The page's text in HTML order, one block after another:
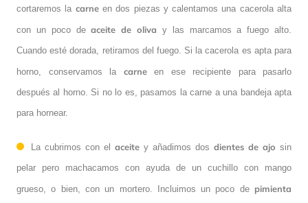
cortaremos la carneen dos piezas y calentamos una cacerola alta
con un poco deaceite de oliva y las marcamos a fuego alto.
Cuando esté dorada, retiramos del fuego. Si la cacerola es apta para
horno, conservamos la carneen ese recipiente para pasarlo
después al horno. Si no lo es, pasamos la carne a una bandeja apta
para hornear.
La cubrimos con el aceite y añadimos dos dientes de ajo sin
pelar pero machacamos con ayuda de un cuchillo con mango
grueso, o bien, con un mortero. Incluimos un poco de pimienta